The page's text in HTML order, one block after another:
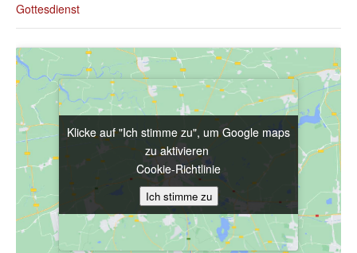
Gottesdienst
Klicke auf "Ich stimme zu", um Google maps
zu aktivieren
Cookie-Richtlinie
Ich stimme zu
Klicke auf "Ich stimme zu", um Google maps
zu aktivieren
Cookie-Richtlinie
Ich stimme zu